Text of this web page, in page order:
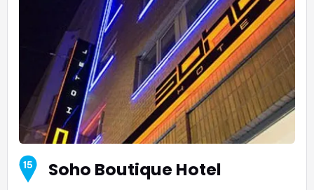
15 Soho Boutique Hotel